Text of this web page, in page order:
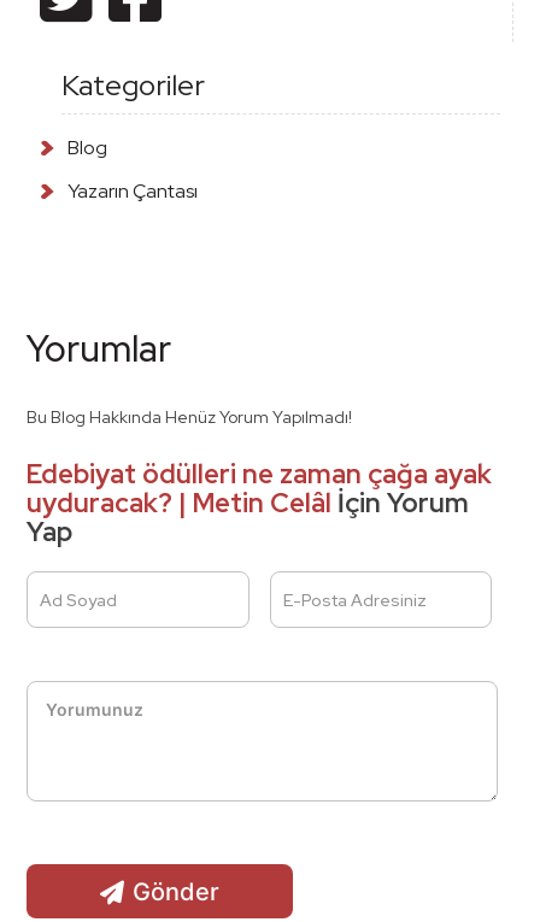
Kategoriler
Blog
Yazarın Çantası
Yorumlar
Bu Blog Hakkında Henüz Yorum Yapılmadı!
Edebiyat ödülleri ne zaman çağa ayak
uyduracak? | Metin Celâl İçin Yorum
Yap
Ad Soyad E-Posta Adresiniz
Gönder